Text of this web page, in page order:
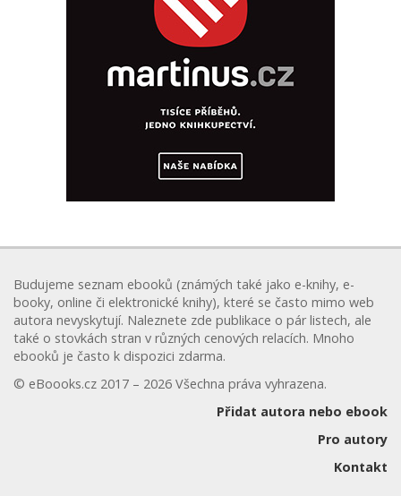
Budujeme seznam ebooků (známých také jako e-knihy, e-
booky, online či elektronické knihy), které se často mimo web
autora nevyskytují. Naleznete zde publikace o pár listech, ale
také o stovkách stran v různých cenových relacích. Mnoho
ebooků je často k dispozici zdarma.
© eBoooks.cz 2017 – 2026 Všechna práva vyhrazena.
Přidat autora nebo ebook
Pro autory
Kontakt